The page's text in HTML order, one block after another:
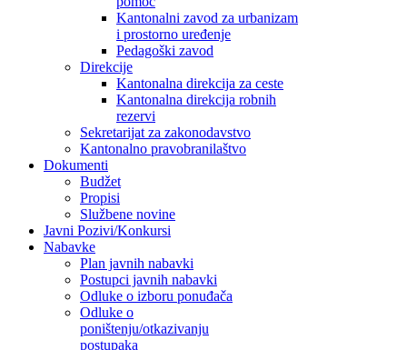
Kantonalni zavod za urbanizam
i prostorno uređenje
Pedagoški zavod
Direkcije
Kantonalna direkcija za ceste
Kantonalna direkcija robnih
rezervi
Sekretarijat za zakonodavstvo
Kantonalno pravobranilaštvo
Dokumenti
Budžet
Propisi
Službene novine
Javni Pozivi/Konkursi
Nabavke
Plan javnih nabavki
Postupci javnih nabavki
Odluke o izboru ponuđača
Odluke o
poništenju/otkazivanju
postupaka